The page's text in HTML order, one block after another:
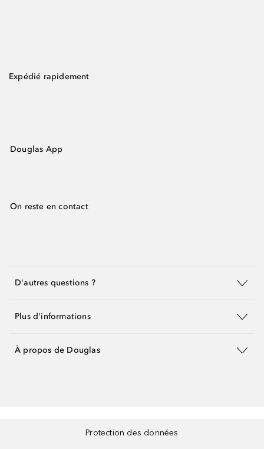
Expédié rapidement
Douglas App
On reste en contact
D'autres questions ?
Plus d'informations
À propos de Douglas
Protection des données